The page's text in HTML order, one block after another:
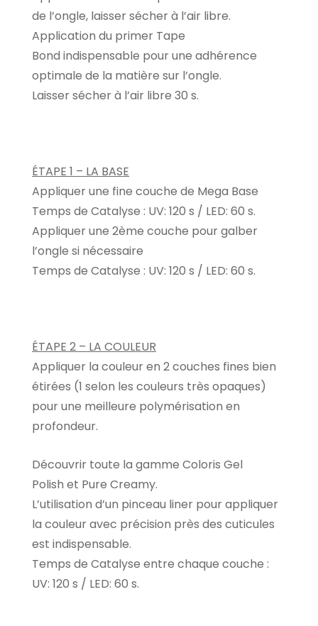
de l’ongle, laisser sécher à l’air libre.
Application du primer Tape
Bond indispensable pour une adhérence
optimale de la matière sur l’ongle.
Laisser sécher à l’air libre 30 s.
ÉTAPE 1 – LA BASE
Appliquer une fine couche de Mega Base
Temps de Catalyse : UV: 120 s / LED: 60 s.
Appliquer une 2ème couche pour galber
l’ongle si nécessaire
Temps de Catalyse : UV: 120 s / LED: 60 s.
ÉTAPE 2 – LA COULEUR
Appliquer la couleur en 2 couches fines bien
étirées (1 selon les couleurs très opaques)
pour une meilleure polymérisation en
profondeur.
Découvrir toute la gamme Coloris Gel
Polish et Pure Creamy.
L’utilisation d’un pinceau liner pour appliquer
la couleur avec précision près des cuticules
est indispensable.
Temps de Catalyse entre chaque couche :
UV: 120 s / LED: 60 s.